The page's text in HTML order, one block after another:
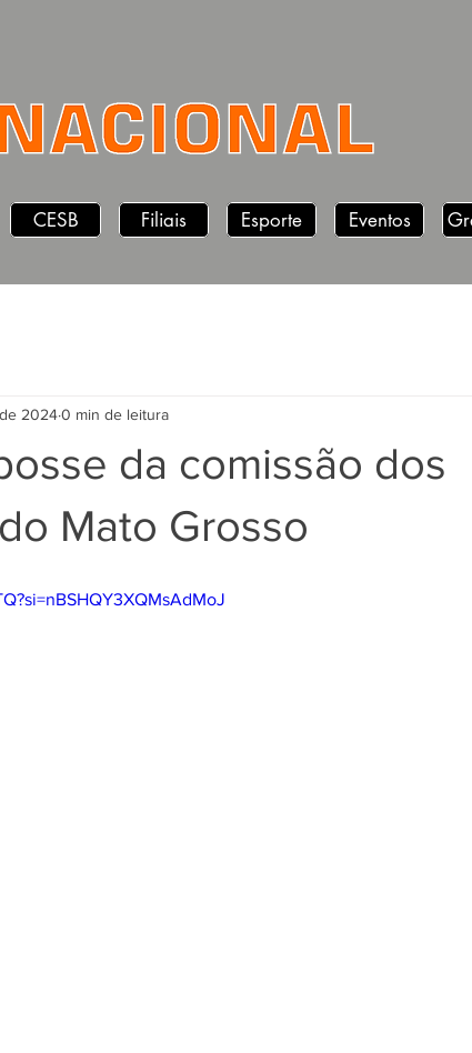
CESB Filiais Esporte Eventos
da comissão dos
Mato Grosso
20240 min de leitura